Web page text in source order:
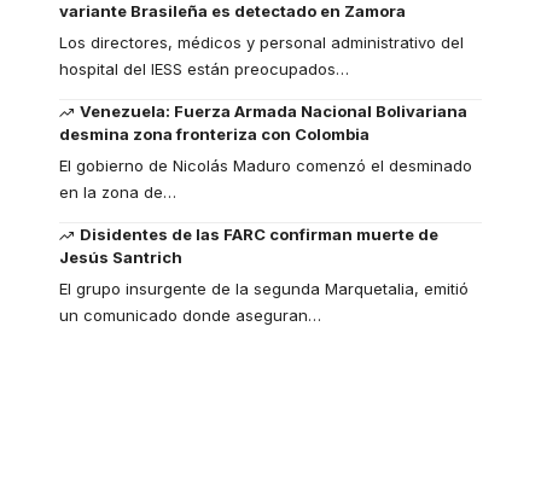
variante Brasileña es detectado en Zamora
Los directores, médicos y personal administrativo del
hospital del IESS están preocupados…
Venezuela: Fuerza Armada Nacional Bolivariana
desmina zona fronteriza con Colombia
El gobierno de Nicolás Maduro comenzó el desminado
en la zona de…
Disidentes de las FARC confirman muerte de
Jesús Santrich
El grupo insurgente de la segunda Marquetalia, emitió
un comunicado donde aseguran…